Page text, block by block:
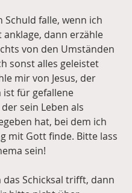
Schuld falle, wenn ich
anklage, dann erzähle
von den Umständen
sonst alles geleistet
mir von Jesus, der
ist für gefallene
sein Leben als
hat, bei dem ich
mit Gott finde. Bitte lass
sein!
das Schicksal trifft, dann